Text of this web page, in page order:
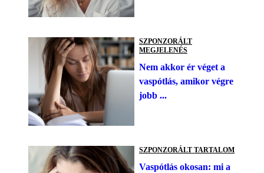
SZPONZORÁLT
MEGJELENÉS
Nem akkor ér véget a
vaspótlás, amikor végre
jobb ...
SZPONZORÁLT TARTALOM
Vaspótlás okosan: mi a